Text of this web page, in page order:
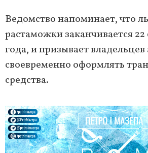
Ведомство напоминает, что
растаможки заканчивается 22
года, и призывает владельцев
своевременно оформлять
средства.